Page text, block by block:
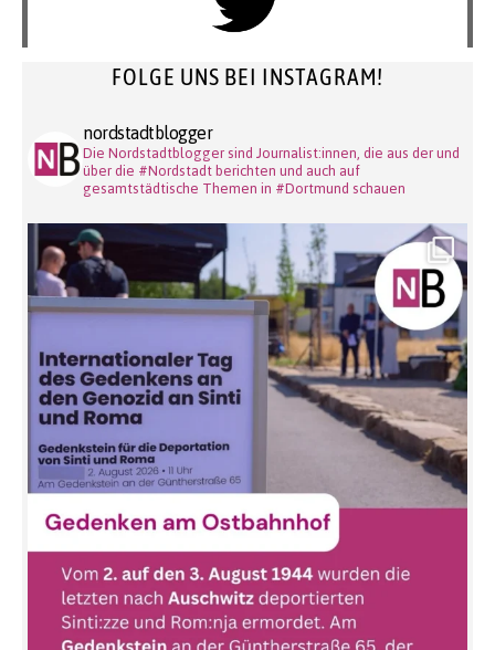
FOLGE UNS BEI INSTAGRAM!
nordstadtblogger
Die Nordstadtblogger sind Journalist:innen, die aus der und
über die #Nordstadt berichten und auch auf
gesamtstädtische Themen in #Dortmund schauen